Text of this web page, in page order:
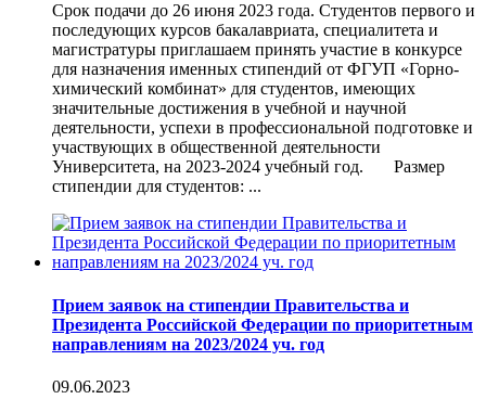
Срок подачи до 26 июня 2023 года. Студентов первого и
последующих курсов бакалавриата, специалитета и
магистратуры приглашаем принять участие в конкурсе
для назначения именных стипендий от ФГУП «Горно-
химический комбинат» для студентов, имеющих
значительные достижения в учебной и научной
деятельности, успехи в профессиональной подготовке и
участвующих в общественной деятельности
Университета, на 2023-2024 учебный год. Размер
стипендии для студентов: ...
Прием заявок на стипендии Правительства и
Президента Российской Федерации по приоритетным
направлениям на 2023/2024 уч. год
09.06.2023